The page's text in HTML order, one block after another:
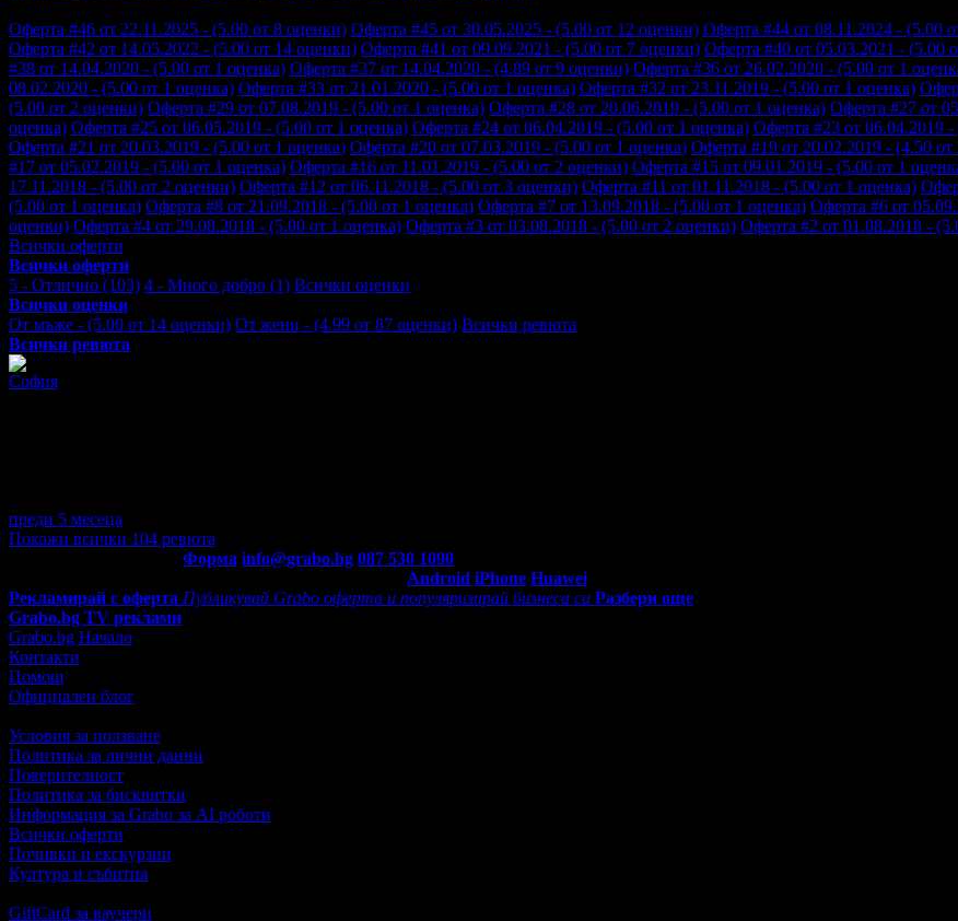
Оферта #46 от 22.11.2025 - (5.00 от 8 оценки) Оферта #45 от 30.05.2025 - (5.00 от 12 оценки) Оферта #44 от 08.11.2024 - (5.00
Оферта #42 от 14.05.2022 - (5.00 от 14 оценки) Оферта #41 от 09.09.2021 - (5.00 от 7 оценки) Оферта #40 от 05.03.2021 - (5.00
#38 от 14.04.2020 - (5.00 от 1 оценка) Оферта #37 от 14.04.2020 - (4.89 от 9 оценки) Оферта #36 от 26.02.2020 - (5.00 от 1
08.02.2020 - (5.00 от 1 оценка) Оферта #33 от 21.01.2020 - (5.00 от 1 оценка) Оферта #32 от 23.11.2019 - (5.00 от 1 оценка)
(5.00 от 2 оценки) Оферта #29 от 07.08.2019 - (5.00 от 1 оценка) Оферта #28 от 20.06.2019 - (5.00 от 1 оценка) Оферта #27 от
оценка) Оферта #25 от 06.05.2019 - (5.00 от 1 оценка) Оферта #24 от 06.04.2019 - (5.00 от 1 оценка) Оферта #23 от 06.04.2019
Оферта #21 от 20.03.2019 - (5.00 от 1 оценка) Оферта #20 от 07.03.2019 - (5.00 от 1 оценка) Оферта #19 от 20.02.2019 - (4.50
#17 от 05.02.2019 - (5.00 от 1 оценка) Оферта #16 от 11.01.2019 - (5.00 от 2 оценки) Оферта #15 от 09.01.2019 - (5.00 от 1
17.11.2018 - (5.00 от 2 оценки) Оферта #12 от 06.11.2018 - (5.00 от 3 оценки) Оферта #11 от 01.11.2018 - (5.00 от 1 оценка)
(5.00 от 1 оценка) Оферта #8 от 21.09.2018 - (5.00 от 1 оценка) Оферта #7 от 13.09.2018 - (5.00 от 1 оценка) Оферта #6 от
оценки) Оферта #4 от 29.08.2018 - (5.00 от 1 оценка) Оферта #3 от 03.08.2018 - (5.00 от 2 оценки) Оферта #2 от 01.08.2018 -
Всички оферти
Всички оферти
5 - Отлично (103) 4 - Много добро (1) Всички оценки
Всички оценки
От мъже - (5.00 от 14 оценки) От жени - (4.99 от 87 оценки) Всички ревюта
Всички ревюта
София
преди 5 месеца
Покажи всички 104 ревюта
Форма info@grabo.bg 087 530 1090
Android iPhone Huawei
Рекламирай с оферта Публикувай Grabo оферта и популяризирай бизнеса си Разбери още
Grabo.bg TV реклами
Grabo.bg Начало
Контакти
Помощ
Официален блог
Условия за ползване
Политика за лични данни
Поверителност
Политика за бисквитки
Информация за Grabo за AI роботи
Всички оферти
Почивки и екскурзии
Култура и събития
GiftCard за ваучери